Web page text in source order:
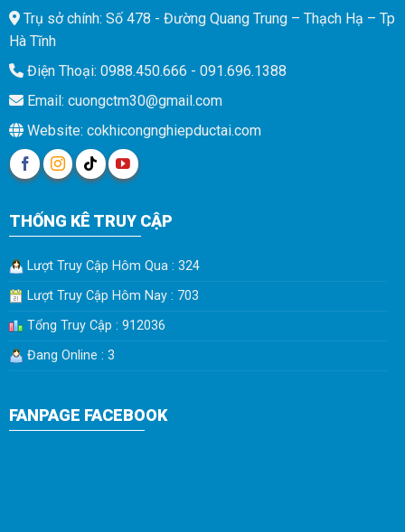
Trụ sở chính: Số 478 - Đường Quang Trung – Thạch Hạ – Tp
Hà Tĩnh
Điện Thoại: 0988.450.666 - 091.696.1388
Email: cuongctm30@gmail.com
Website: cokhicongnghiepductai.com
THỐNG KÊ TRUY CẬP
Lượt Truy Cập Hôm Qua : 324
Lượt Truy Cập Hôm Nay : 703
Tổng Truy Cập : 912036
Đang Online : 3
FANPAGE FACEBOOK